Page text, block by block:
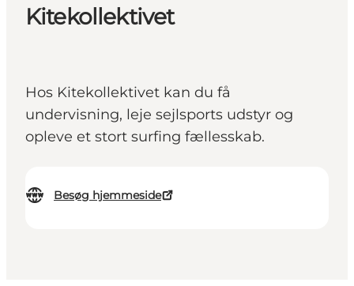
Kitekollektivet
Hos Kitekollektivet kan du få
undervisning, leje sejlsports udstyr og
opleve et stort surfing fællesskab.
Besøg hjemmeside